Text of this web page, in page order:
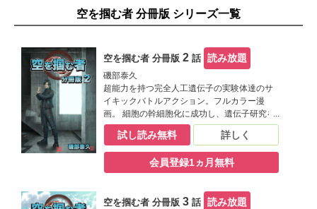
空を掴む者 分冊版 シリーズ一覧
空を掴む者 分冊版2話 読み放題
磯部泰久
超能力を持つ完全人工遺伝子の実験体達のサ
イキックバトルアクション。フルカラー漫
画。 細胞の幹細胞化に成功し、遺伝子研究を
飛躍的に進めた十曜化学製薬。遺伝子の解明
によって知能、運動能力、共感性等、人の能
力を高める事ができ、ついには超能力を持つ
遺伝子まで開発した。十曜化学製薬の研究は
目指すものとなりつつある。 十曜化学製薬に
造られた完全人工遺伝子の実験体で超能力を
試し読み無料 詳しく
会員登録1ヵ月無料
空を掴む者 分冊版3話 読み放題